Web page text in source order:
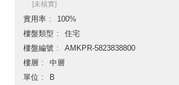
[未核實]
實用率
100%
樓盤類型
住宅
樓盤編號
AMKPR-5823838800
樓層
中層
單位
B